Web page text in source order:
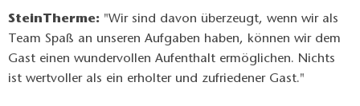
Berufsfelder zusammen. Bei attraktiver Bezahlung
profitieren die Mitarbeitenden von einem unbefristeten und
sicheren Arbeitsplatz, umfangreichen
Fortbildungsmöglichkeiten im Bereich Sauna und
SteinTherme: "Wir sind davon überzeugt, wenn wir als
Team Spaß an unseren Aufgaben haben, können wir dem
Gast einen wundervollen Aufenthalt ermöglichen. Nichts
ist wertvoller als ein erholter und zufriedener Gast."